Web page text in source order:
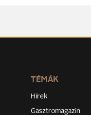
TÉMÁK
Hírek
Gasztromagazin